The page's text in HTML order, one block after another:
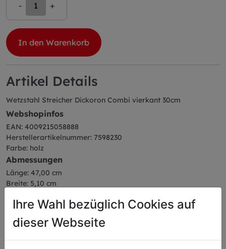
- +
In den Warenkorb
Artikel Details
Wetzstahl Streicher Dickoron Combi vierkant 30cm
Webshopinfos
EAN: 4009215058888
Herstellerartikelnummer: 7598230
Farbe: holz
Abmessungen
Länge: 47,00 cm
Breite: 5,10 cm
Gewicht: 0,41 kg
Ihre Wahl bezüglich Cookies auf
dieser Webseite